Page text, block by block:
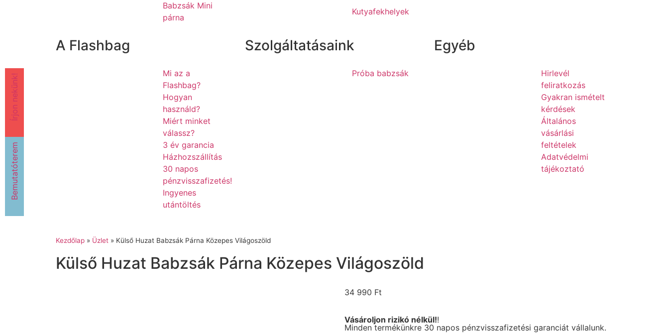
Babzsák Mini
párna
Kutyafekhelyek
A Flashbag
Mi az a
Flashbag?
Hogyan
használd?
Miért minket
válassz?
3 év garancia
Házhozszállítás
30 napos
pénzvisszafizetés!
Ingyenes
utántöltés
Szolgáltatásaink
Próba babzsák
Egyéb
Hirlevél
feliratkozás
Gyakran ismételt
kérdések
Általános
vásárlási
feltételek
Adatvédelmi
tájékoztató
Bemutatóterem
Írjon nekünk!
Kezdőlap » Üzlet » Külső Huzat Babzsák Párna Közepes Világoszöld
Külső Huzat Babzsák Párna Közepes Világoszöld
34 990 Ft
Vásároljon rizikó nélkül!!
Minden termékünkre 30 napos pénzvisszafizetési garanciát vállalunk.